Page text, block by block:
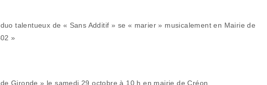
talentueux de « Sans Additif » se « marier » musicalement en Mairie de
»
Gironde » le samedi 29 octobre à 10 h en mairie de Créon